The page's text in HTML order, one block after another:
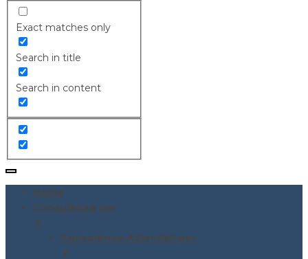
Exact matches only
Search in title
Search in content
Home
Consulenze per
▼
Consulenze Aziendali per
▼